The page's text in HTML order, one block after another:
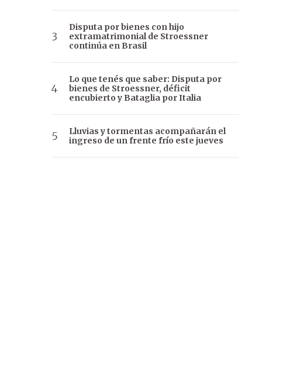
Disputa por bienes con hijo
extramatrimonial de Stroessner
continúa en Brasil
Lo que tenés que saber: Disputa por
bienes de Stroessner, déficit
encubierto y Bataglia por Italia
Lluvias y tormentas acompañarán el
ingreso de un frente frío este jueves